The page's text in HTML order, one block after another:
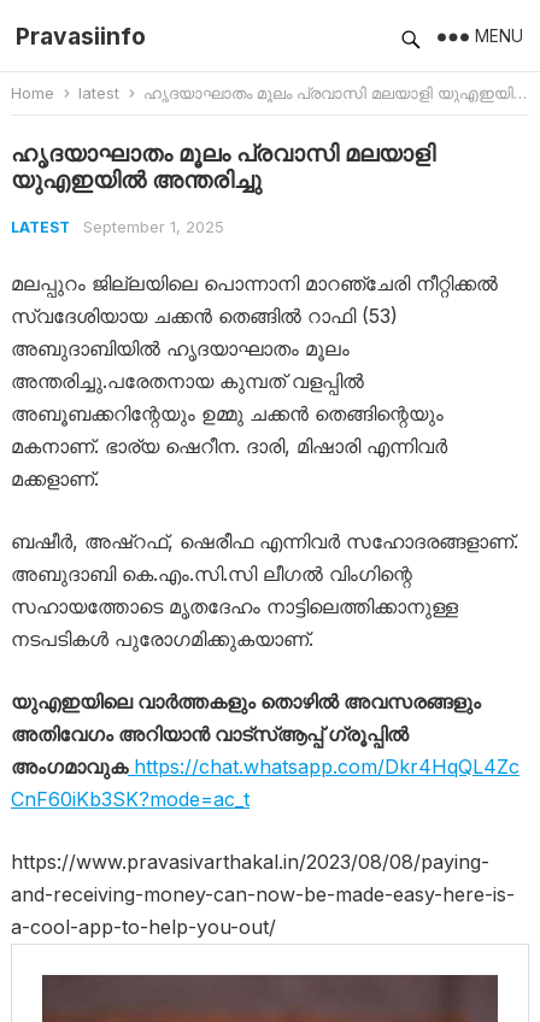
Pravasiinfo MENU
Home latest ഹൃദയാഘാതം മൂലം പ്രവാസി മലയാളി യുഎഇയിൽ അന്തരിച്ചു
ഹൃദയാഘാതം മൂലം പ്രവാസി മലയാളി
യുഎഇയിൽ അന്തരിച്ചു
LATEST September 1, 2025
മലപ്പുറം ജില്ലയിലെ പൊന്നാനി മാറഞ്ചേരി നീറ്റിക്കൽ
സ്വദേശിയായ ചക്കൻ തെങ്ങിൽ റാഫി (53)
അബുദാബിയിൽ ഹൃദയാഘാതം മൂലം
അന്തരിച്ചു.പരേതനായ കുമ്പത് വളപ്പിൽ
അബൂബക്കറിന്റേയും ഉമ്മു ചക്കൻ തെങ്ങിന്റെയും
മകനാണ്. ഭാര്യ ഷെറീന. ദാരി, മിഷാരി എന്നിവർ
മക്കളാണ്.
ബഷീർ, അഷ്‌റഫ്, ഷെരീഫ എന്നിവർ സഹോദരങ്ങളാണ്.
അബുദാബി കെ.എം.സി.സി ലീഗൽ വിംഗിന്റെ
സഹായത്തോടെ മൃതദേഹം നാട്ടിലെത്തിക്കാനുള്ള
നടപടികൾ പുരോഗമിക്കുകയാണ്.
യുഎഇയിലെ വാർത്തകളും തൊഴിൽ അവസരങ്ങളും
അതിവേഗം അറിയാൻ വാട്സ്ആപ്പ് ഗ്രൂപ്പിൽ
അംഗമാവുകhttps://chat.whatsapp.com/Dkr4HqQL4Zc
CnF60iKb3SK?mode=ac_t
https://www.pravasivarthakal.in/2023/08/08/paying-
and-receiving-money-can-now-be-made-easy-here-is-
a-cool-app-to-help-you-out/